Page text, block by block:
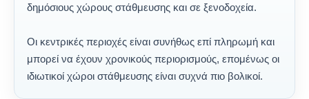
δημόσιους χώρους στάθμευσης και σε ξενοδοχεία.
Οι κεντρικές περιοχές είναι συνήθως επί πληρωμή και
μπορεί να έχουν χρονικούς περιορισμούς, επομένως οι
ιδιωτικοί χώροι στάθμευσης είναι συχνά πιο βολικοί.